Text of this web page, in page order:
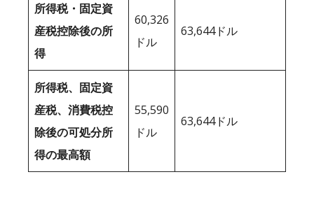
所得税・固定資
産税控除後の所
得
60,326
ドル
63,644ドル
所得税、固定資
産税、消費税控
除後の可処分所
得の最高額
55,590
ドル
63,644ドル